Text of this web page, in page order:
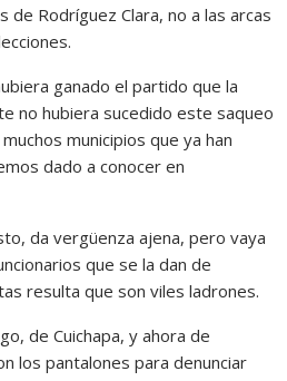
de Rodríguez Clara, no a las arcas
ganado el partido que la
no hubiera sucedido este saqueo
municipios que ya han
dado a conocer en
da vergüenza ajena, pero vaya
que se la dan de
resulta que son viles ladrones.
de Cuichapa, y ahora de
los pantalones para denunciar